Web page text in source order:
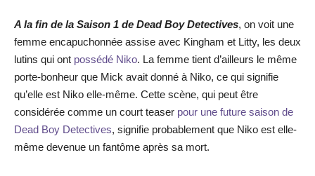
A la fin de la Saison 1 de Dead Boy Detectives, on voit une
femme encapuchonnée assise avec Kingham et Litty, les deux
lutins qui ont possédé Niko. La femme tient d’ailleurs le même
porte-bonheur que Mick avait donné à Niko, ce qui signifie
qu’elle est Niko elle-même. Cette scène, qui peut être
considérée comme un court teaser pour une future saison de
Dead Boy Detectives, signifie probablement que Niko est elle-
même devenue un fantôme après sa mort.